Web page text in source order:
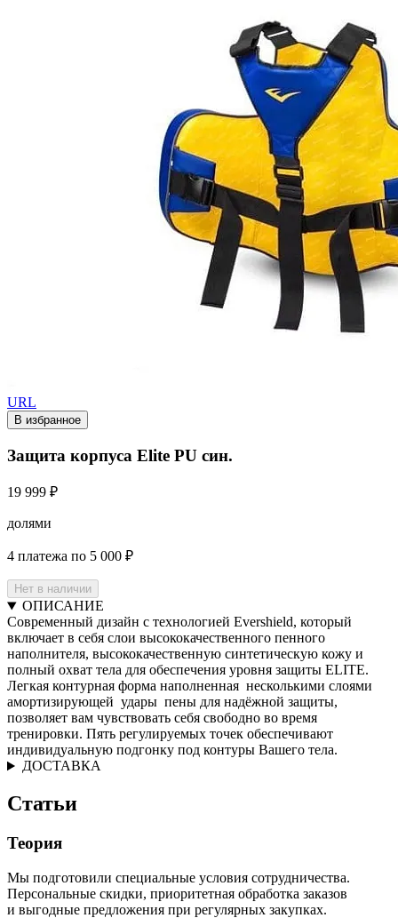
URL
В избранное
Защита корпуса Elite PU син.
19 999 ₽
долями
4 платежа по 5 000 ₽
Нет в наличии
ОПИСАНИЕ
Современный дизайн с технологией Evershield, который
включает в себя слои высококачественного пенного
наполнителя, высококачественную синтетическую кожу и
полный охват тела для обеспечения уровня защиты ELITE.
Легкая контурная форма наполненная несколькими слоями
амортизирующей удары пены для надёжной защиты,
позволяет вам чувствовать себя свободно во время
тренировки. Пять регулируемых точек обеспечивают
индивидуальную подгонку под контуры Вашего тела.
ДОСТАВКА
Статьи
Теория
Мы подготовили специальные условия сотрудничества.
Персональные скидки, приоритетная обработка заказов
и выгодные предложения при регулярных закупках.